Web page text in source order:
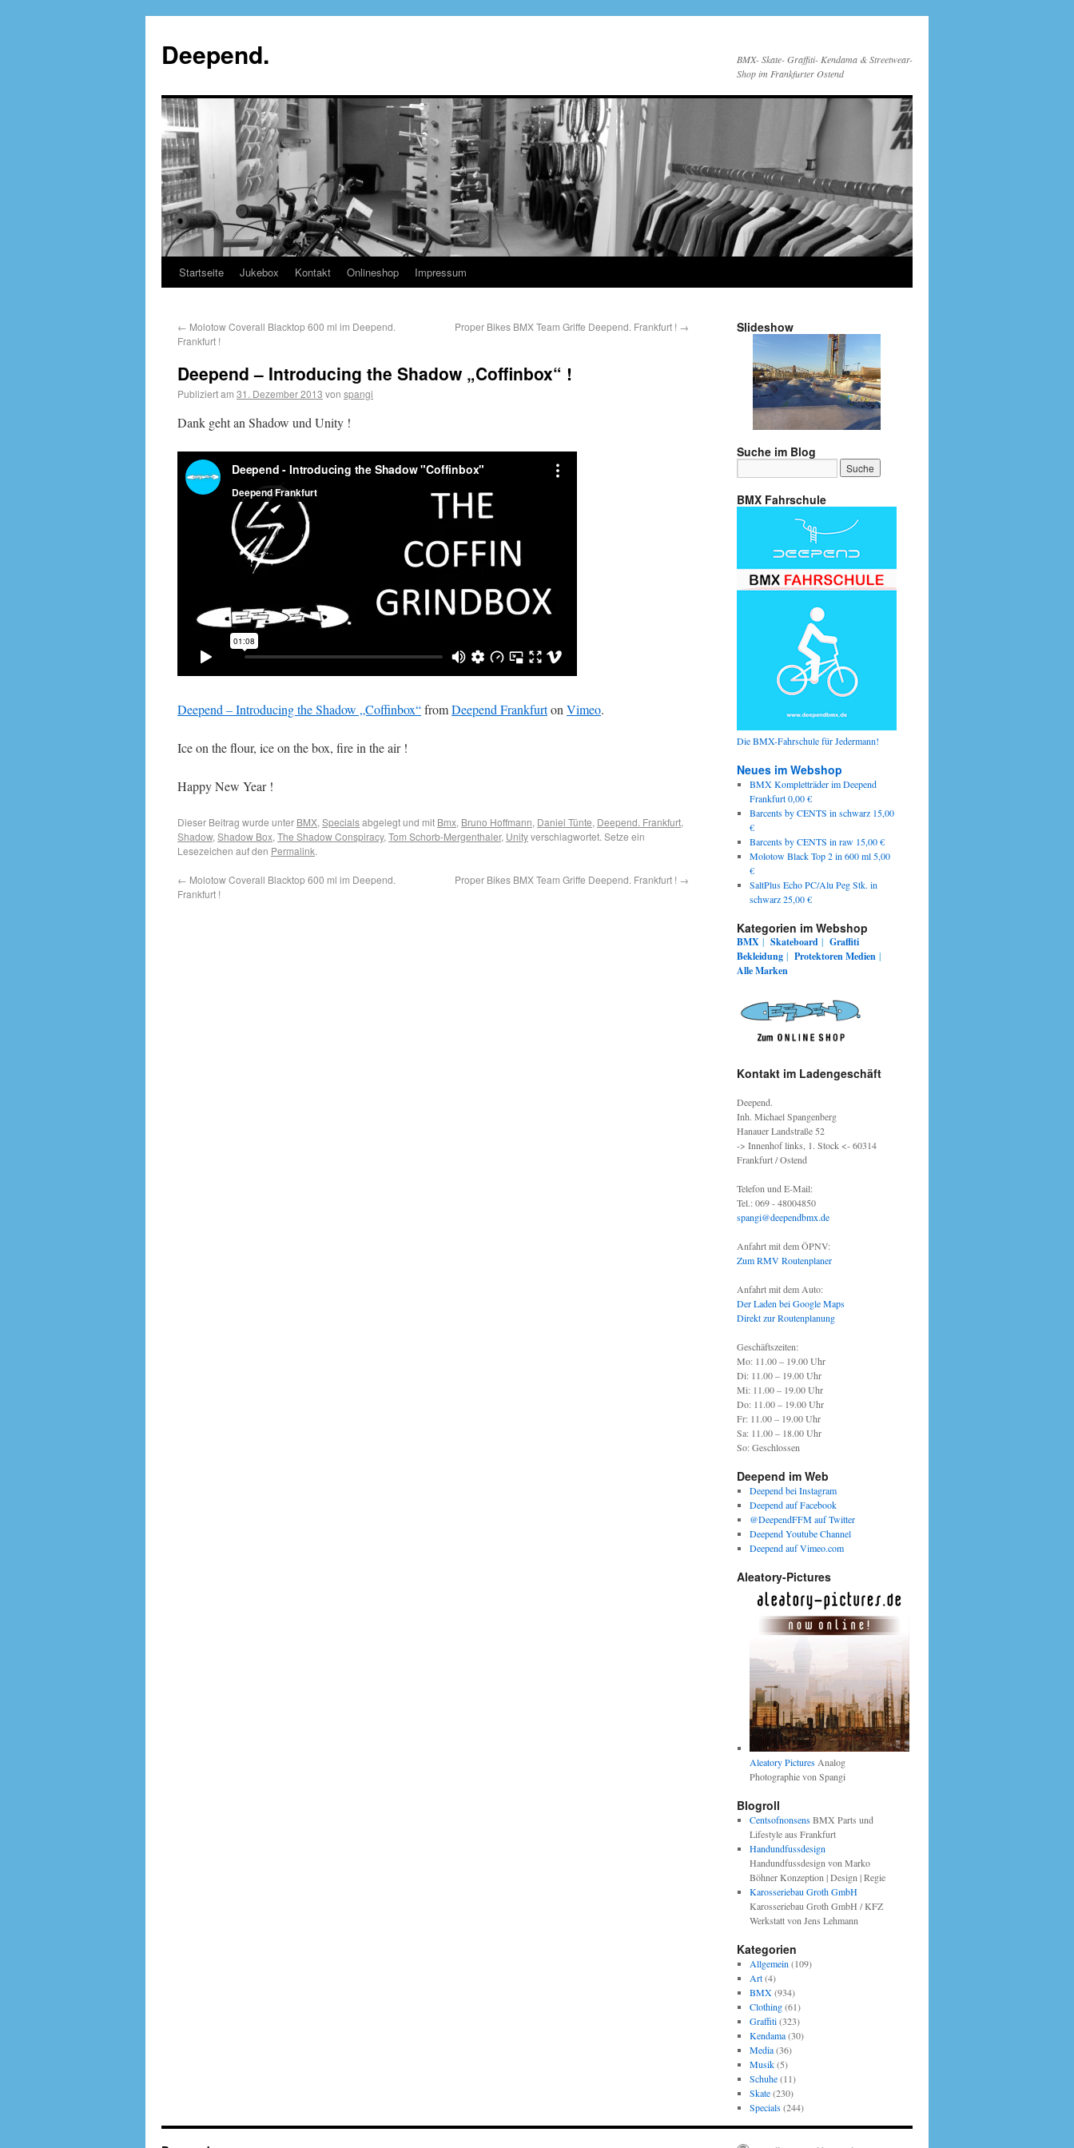
Deepend.
BMX- Skate- Graffiti- Kendama & Streetwear-
Shop im Frankfurter Ostend
Startseite Jukebox Kontakt Onlineshop Impressum
← Molotow Coverall Blacktop 600 ml im Deepend.
Frankfurt !
Proper Bikes BMX Team Griffe Deepend. Frankfurt ! →
Deepend – Introducing the Shadow „Coffinbox“ !
Publiziert am 31. Dezember 2013 von spangi
Dank geht an Shadow und Unity !
Deepend – Introducing the Shadow „Coffinbox“fromDeepend Frankfurton Vimeo.
Ice on the flour, ice on the box, fire in the air !
Happy New Year !
Dieser Beitrag wurde unter BMX, Specialsabgelegt und mit Bmx, Bruno Hoffmann, Daniel Tünte, Deepend. Frankfurt,
Shadow, Shadow Box, The Shadow Conspiracy, Tom Schorb-Mergenthaler, Unityverschlagwortet. Setze ein
Lesezeichen auf den Permalink.
← Molotow Coverall Blacktop 600 ml im Deepend.
Frankfurt !
Proper Bikes BMX Team Griffe Deepend. Frankfurt ! →
Slideshow
Suche im Blog
BMX Fahrschule
Die BMX-Fahrschule für Jedermann!
Neues im Webshop
BMX Kompletträder im Deepend
Frankfurt 0,00 €
Barcents by CENTS in schwarz 15,00
€
Barcents by CENTS in raw 15,00 €
Molotow Black Top 2 in 600 ml 5,00
€
SaltPlus Echo PC/Alu Peg Stk. in
schwarz 25,00 €
Kategorien im Webshop
BMX | Skateboard | Graffiti
Bekleidung | ProtektorenMedien |
Alle Marken
Kontakt im Ladengeschäft
Deepend.
Inh. Michael Spangenberg
Hanauer Landstraße 52
-> Innenhof links, 1. Stock <- 60314
Frankfurt / Ostend
Telefon und E-Mail:
Tel.: 069 - 48004850
spangi@deependbmx.de
Anfahrt mit dem ÖPNV:
Zum RMV Routenplaner
Anfahrt mit dem Auto:
Der Laden bei Google Maps
Direkt zur Routenplanung
Geschäftszeiten:
Mo: 11.00 – 19.00 Uhr
Di: 11.00 – 19.00 Uhr
Mi: 11.00 – 19.00 Uhr
Do: 11.00 – 19.00 Uhr
Fr: 11.00 – 19.00 Uhr
Sa: 11.00 – 18.00 Uhr
So: Geschlossen
Deepend im Web
Deepend bei Instagram
Deepend auf Facebook
@DeependFFM auf Twitter
Deepend Youtube Channel
Deepend auf Vimeo.com
Aleatory-Pictures
Aleatory PicturesAnalog
Photographie von Spangi
Blogroll
CentsofnonsensBMX Parts und
Lifestyle aus Frankfurt
Handundfussdesign
Handundfussdesign von Marko
Böhner Konzeption | Design | Regie
Karosseriebau Groth GmbH
Karosseriebau Groth GmbH / KFZ
Werkstatt von Jens Lehmann
Kategorien
Allgemein (109)
Art(4)
BMX(934)
Clothing(61)
Graffiti(323)
Kendama(30)
Media(36)
Musik(5)
Schuhe(11)
Skate(230)
Specials(244)